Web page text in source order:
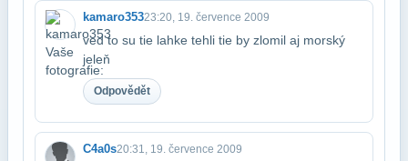
kamaro35323:20, 19. července 2009
ved to su tie lahke tehli tie by zlomil aj morský
jeleň
Odpovědět
C4a0s20:31, 19. července 2009